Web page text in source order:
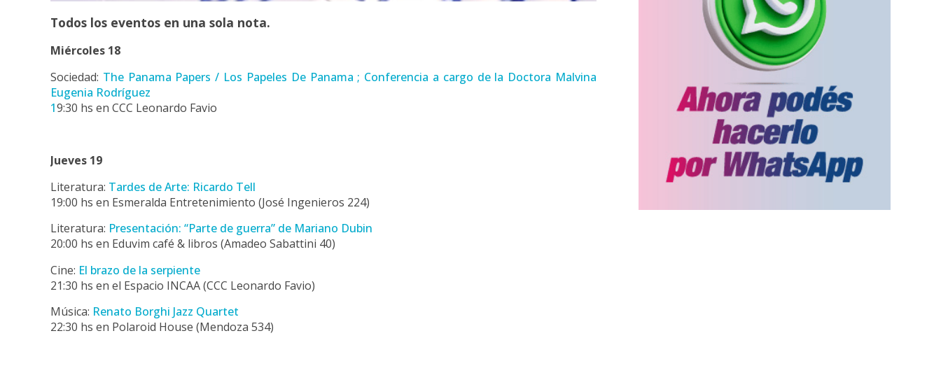
Todos los eventos en una sola nota.
Miércoles 18
Sociedad: The Panama Papers / Los Papeles De Panama ; Conferencia a cargo de la Doctora Malvina
Eugenia Rodríguez
19:30 hs en CCC Leonardo Favio
Jueves 19
Literatura: Tardes de Arte: Ricardo Tell
19:00 hs en Esmeralda Entretenimiento (José Ingenieros 224)
Literatura: Presentación: “Parte de guerra” de Mariano Dubin
20:00 hs en Eduvim café & libros (Amadeo Sabattini 40)
Cine: El brazo de la serpiente
21:30 hs en el Espacio INCAA (CCC Leonardo Favio)
Música: Renato Borghi Jazz Quartet
22:30 hs en Polaroid House (Mendoza 534)